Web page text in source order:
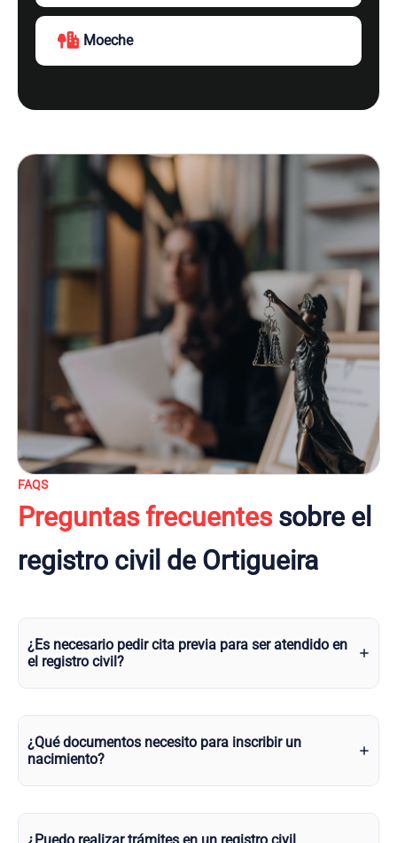
Moeche
FAQS
Preguntas frecuentessobre el
registro civil de Ortigueira
¿Es necesario pedir cita previa para ser atendido en
el registro civil?
¿Qué documentos necesito para inscribir un
nacimiento?